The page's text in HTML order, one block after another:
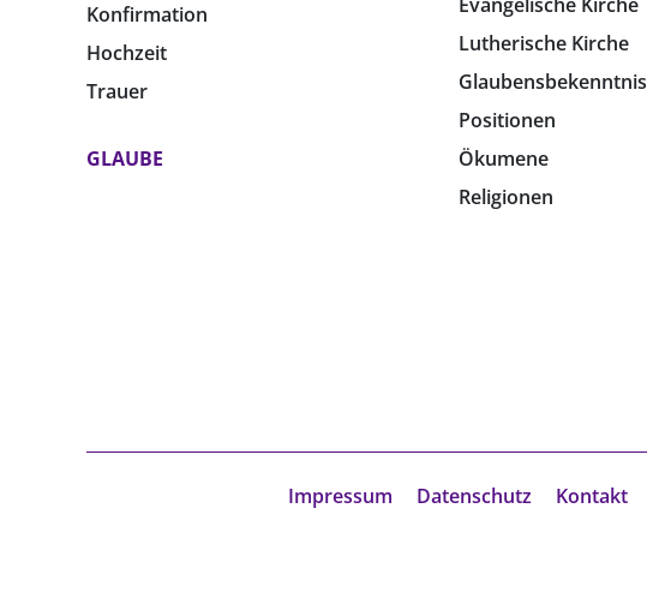
Konfirmation
Hochzeit
Trauer
GLAUBE
Lutherische Kirche
Glaubensbekenntnis
Positionen
Ökumene
Religionen
Impressum Datenschutz Kontakt